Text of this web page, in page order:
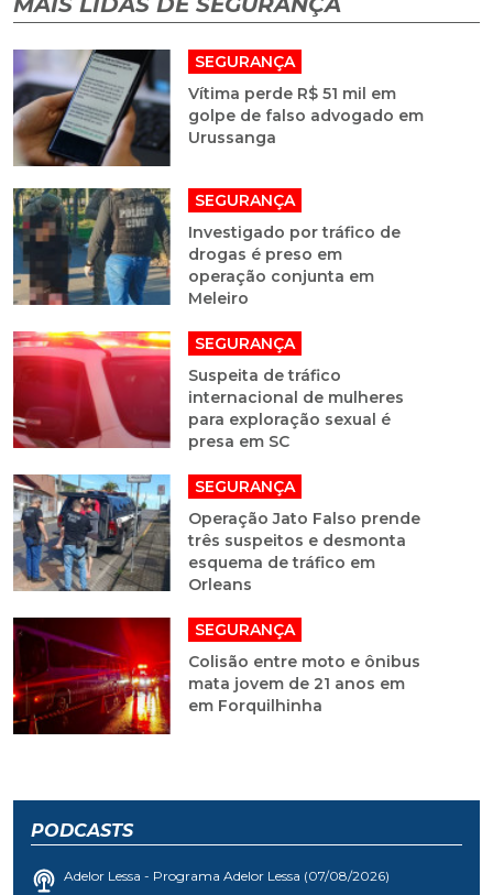
SEGURANÇA
Vítima perde R$ 51 mil em
golpe de falso advogado em
Urussanga
SEGURANÇA
Investigado por tráfico de
drogas é preso em
operação conjunta em
Meleiro
SEGURANÇA
Suspeita de tráfico
internacional de mulheres
para exploração sexual é
presa em SC
SEGURANÇA
Operação Jato Falso prende
três suspeitos e desmonta
esquema de tráfico em
Orleans
SEGURANÇA
Colisão entre moto e ônibus
mata jovem de 21 anos em
em Forquilhinha
PODCASTS
Adelor Lessa - Programa Adelor Lessa (07/08/2026)